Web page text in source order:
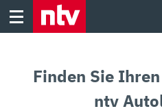
Skip
Finden Sie
ntv